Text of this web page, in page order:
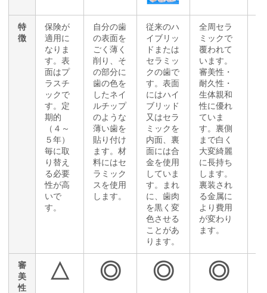
特
徴
保険が
適用に
なりま
す。表
面はプ
ラスチ
ックで
す。定
期的
（４～
５年）
毎に取
り替え
る必要
性が高
いで
す。
自分の歯
の表面を
ごく薄く
削り、そ
の部分に
歯の色を
したネイ
ルチップ
のような
薄い歯を
貼り付け
ます。材
料にはセ
ラミック
スを使用
します。
従来のハ
イブリッ
ドまたは
セラミッ
クの歯で
す。表面
にはハイ
ブリッド
又はセラ
ミックを
内面、裏
面には合
金を使用
していま
す。まれ
に、歯肉
を黒く変
色させる
ことがあ
ります。
全周セラ
ミックで
覆われて
います。
審美性・
耐久性・
生体親和
性に優れ
ていま
す。裏側
まで白く
大変綺麗
に長持ち
します。
裏装され
る金属に
より費用
が変わり
ます。
審
美
性
△ ◎ ◎ ◎